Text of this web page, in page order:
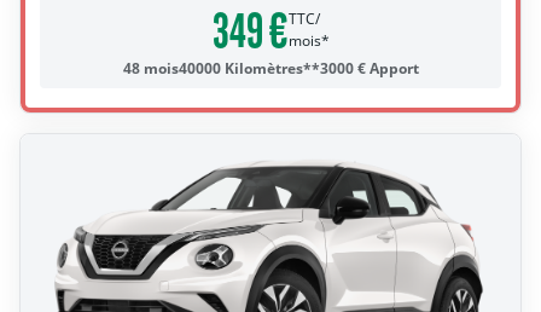
349 €TTC/
mois*
48 mois40000 Kilomètres**3000 € Apport